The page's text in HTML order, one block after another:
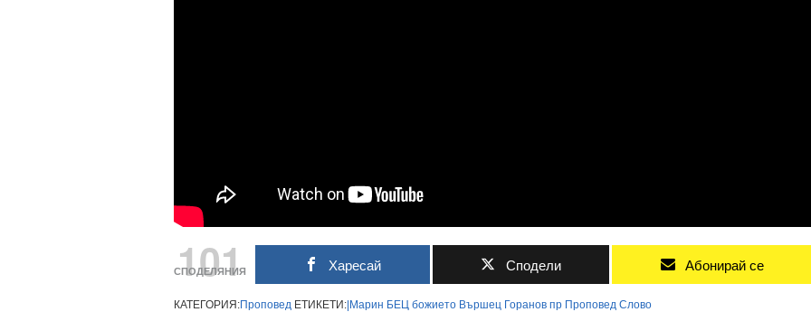
101
СПОДЕЛЯНИЯ Харесай Сподели Абонирай се
КАТЕГОРИЯ:Проповед ЕТИКЕТИ:|Марин БЕЦ божието Вършец Горанов пр Проповед Слово